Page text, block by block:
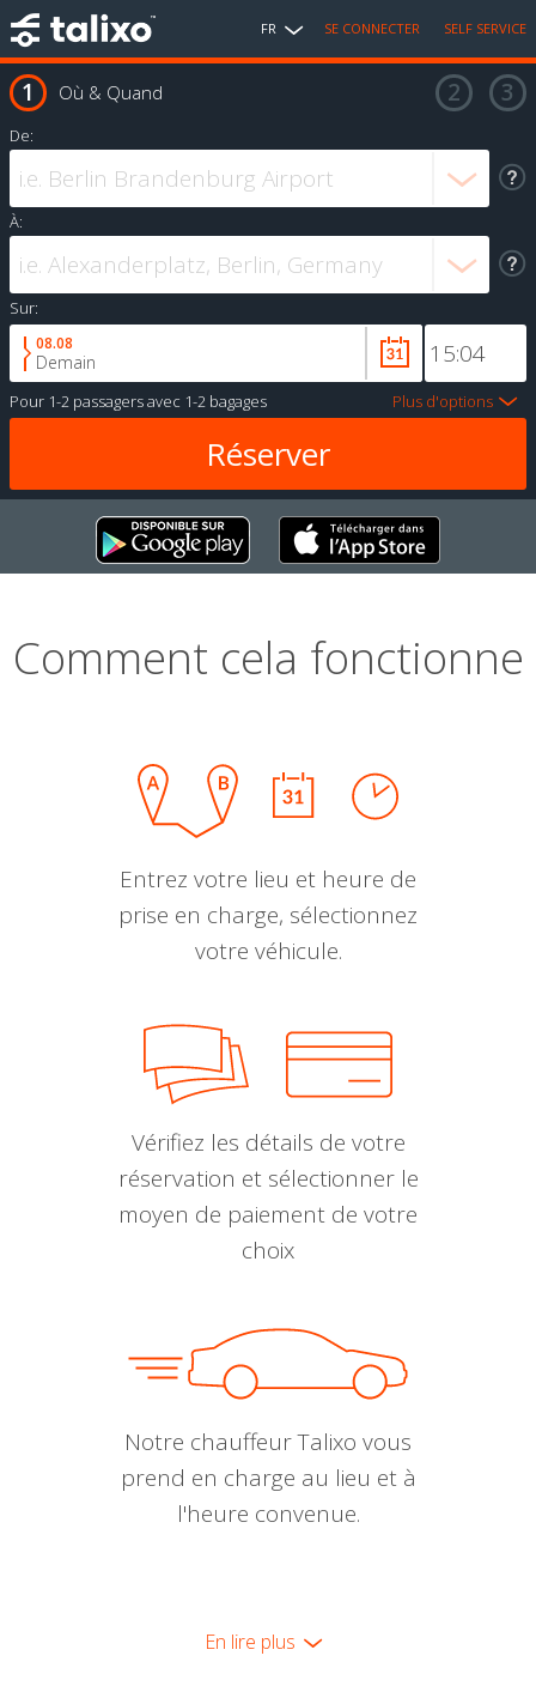
FR SE CONNECTER SELF SERVICE
Où & Quand
De:
À:
Sur:
08.08
Demain
Pour 1-2 passagersavec 1-2 bagages Plus d'options
Comment cela fonctionne
Entrez votre lieu et heure de
prise en charge, sélectionnez
votre véhicule.
Vérifiez les détails de votre
réservation et sélectionner le
moyen de paiement de votre
choix
Notre chauffeur Talixo vous
prend en charge au lieu et à
l'heure convenue.
En lire plus